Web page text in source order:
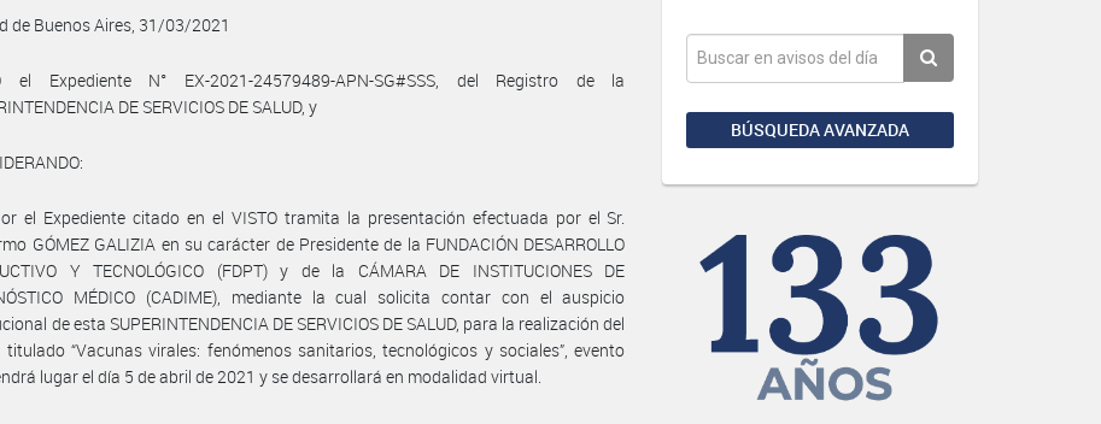
BÚSQUEDA AVANZADA
de Buenos Aires, 31/03/2021
el Expediente N° EX-2021-24579489-APN-SG#SSS, del Registro de la
DE SERVICIOS DE SALUD, y
el Expediente citado en el VISTO tramita la presentación efectuada por el Sr.
GÓMEZ GALIZIA en su carácter de Presidente de la FUNDACIÓN DESARROLLO
Y TECNOLÓGICO (FDPT) y de la CÁMARA DE INSTITUCIONES DE
MÉDICO (CADIME), mediante la cual solicita contar con el auspicio
de esta SUPERINTENDENCIA DE SERVICIOS DE SALUD, para la realización del
titulado “Vacunas virales: fenómenos sanitarios, tecnológicos y sociales”, evento
lugar el día 5 de abril de 2021 y se desarrollará en modalidad virtual.